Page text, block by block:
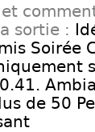
sortie :
Soirée
de 50